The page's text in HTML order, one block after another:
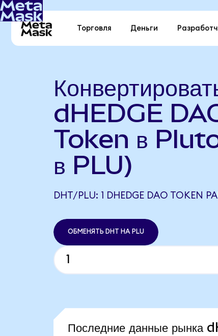
Торговля Деньги
dHEDGE
Token в
в PLU)
DHT/PLU: 1 DHEDGE DAO TOKEN
ОБМЕНЯТЬ DHT НА PLU
Последние данные